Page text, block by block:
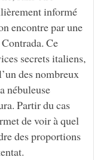
informé
encontre par une
Ce
secrets italiens,
des nombreux
nébuleuse
Partir du cas
de voir à quel
des proportions